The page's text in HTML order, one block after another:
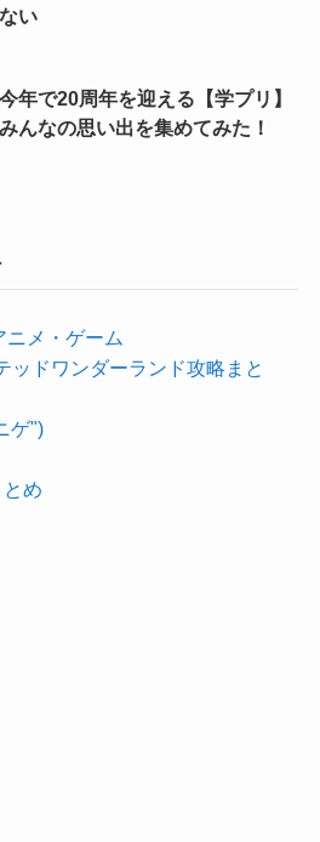
ない
今年で20周年を迎える【学プリ】
みんなの思い出を集めてみた！
ニメ・ゲーム
ッドワンダーランド攻略まと
ゲ")
め